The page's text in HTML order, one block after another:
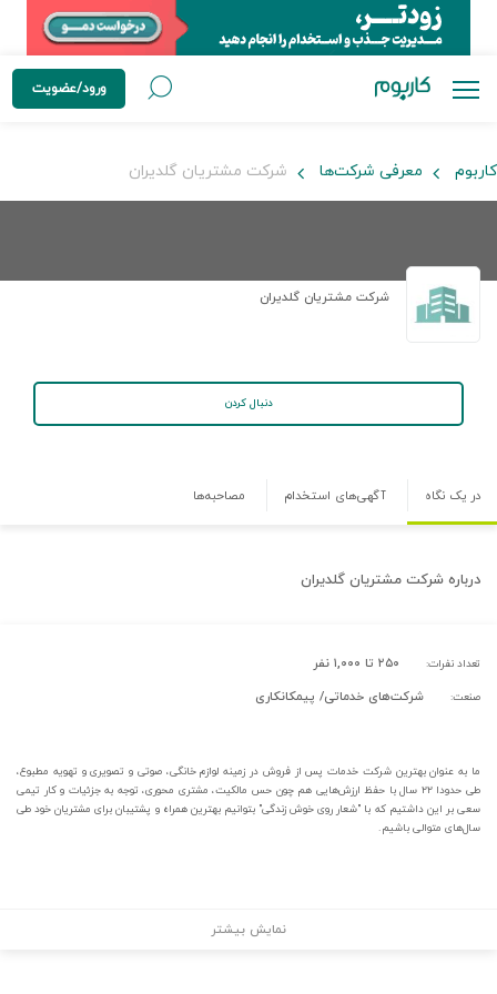
ورود/عضویت
کاربوم معرفی شرکت‌ها شرکت مشتریان گلدیران
شرکت مشتریان گلدیران
دنبال کردن
در یک نگاه آگهی‌های استخدام مصاحبه‌ها
درباره شرکت مشتریان گلدیران
تعداد نفرات: ۲۵۰ تا ۱,۰۰۰ نفر
صنعت: شرکت‌های خدماتی/ پیمکانکاری
ما به عنوان بهترین شرکت خدمات پس از فروش در زمینه لوازم خانگی، صوتی و تصویری و تهویه مطبوع،
طی حدودا ۲۲ سال با حفظ ارزش‌هایی هم چون حس مالکیت، مشتری محوری، توجه به جزئیات و کار تیمی
سعی بر این داشتیم که با "شعار روی خوش زندگی" بتوانیم بهترین همراه و پشتیبان برای مشتریان خود طی
سال‌های متوالی باشیم.
نمایش بیشتر